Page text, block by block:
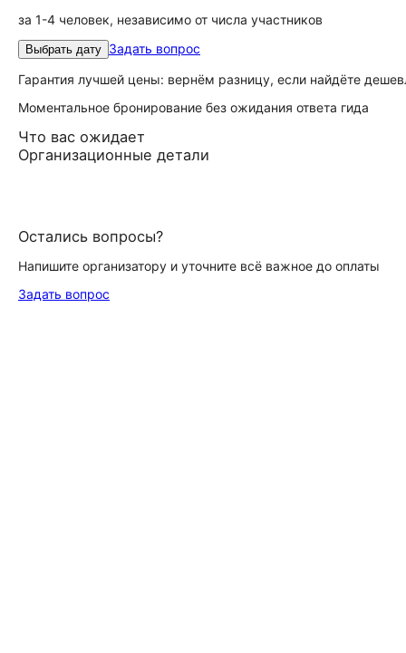
за 1-4 человек, независимо от числа участников
Выбрать дату Задать вопрос
Гарантия лучшей цены: вернём разницу, если найдёте
Моментальное бронирование без ожидания ответа гида
Что вас ожидает
Организационные детали
Остались вопросы?
Напишите организатору и уточните всё важное до оплаты
Задать вопрос